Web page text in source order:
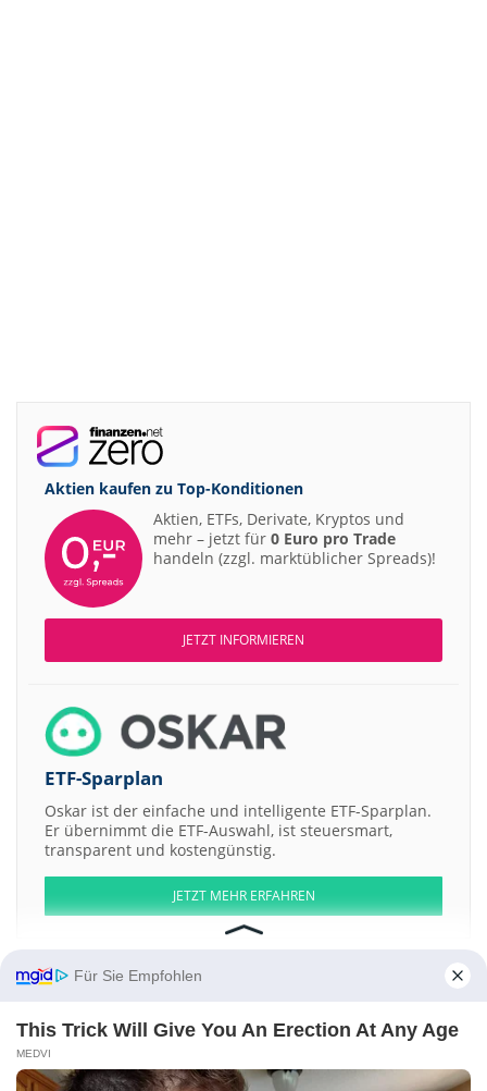
Aktien kaufen zu Top-Konditionen
Aktien, ETFs, Derivate, Kryptos und
mehr – jetzt für 0 Euro pro Trade
handeln (zzgl. marktüblicher Spreads)!
JETZT INFORMIEREN
ETF-Sparplan
Oskar ist der einfache und intelligente ETF-Sparplan.
Er übernimmt die ETF-Auswahl, ist steuersmart,
transparent und kostengünstig.
JETZT MEHR ERFAHREN
Aktien ATX DAX EuroStoxx 50 Dow Jones NASDAQ 100 Nikkei 225
Weitere Aktien:
Für Sie Empfohlen
This Trick Will Give You An Erection At Any Age
MEDVI